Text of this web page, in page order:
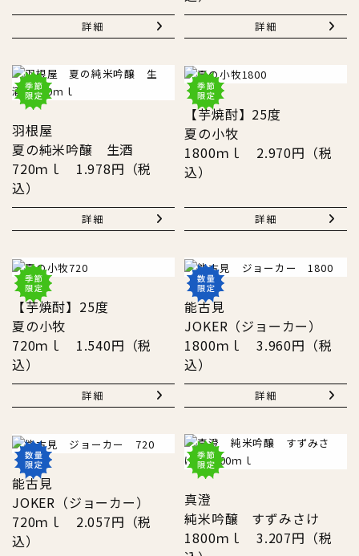
詳細 詳細
羽根屋
夏の純米吟醸 生酒
720ｍｌ 1.978円（税
込）
詳細
【芋焼酎】25度
夏の小牧
1800ｍｌ 2.970円（税
込）
詳細
【芋焼酎】25度
夏の小牧
720ｍｌ 1.540円（税
込）
詳細
能古見
JOKER（ジョーカー）
1800ｍｌ 3.960円（税
込）
詳細
能古見
JOKER（ジョーカー）
720ｍｌ 2.057円（税
込）
真澄
純米吟醸 すずみさけ
1800ｍｌ 3.207円（税